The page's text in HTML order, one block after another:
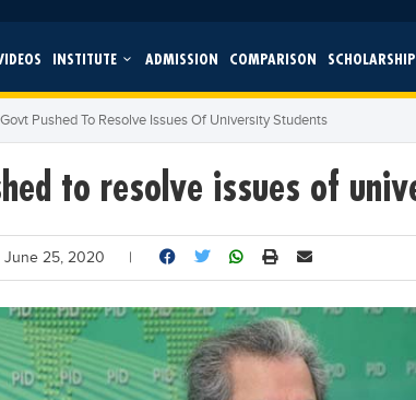
INSTITUTE ADMISSION COMPARISON SCHOLARSHIP
Govt Pushed To Resolve Issues Of University Students
to resolve issues of
June 25, 2020 |